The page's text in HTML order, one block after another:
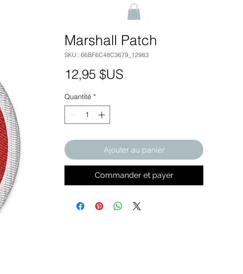
Marshall Patch
SKU : 66BF6C48C3679_12983
12,95 $US
Quantité *
Ajouter au panier
Commander et payer